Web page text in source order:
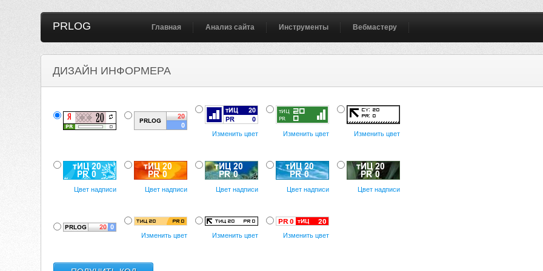
PRLOG Главная Анализ сайта Инструменты Вебмастеру
ДИЗАЙН ИНФОРМЕРА
Изменить цвет Изменить цвет Изменить цвет
Цвет надписи Цвет надписи Цвет надписи Цвет надписи Цвет надписи
Изменить цвет Изменить цвет Изменить цвет